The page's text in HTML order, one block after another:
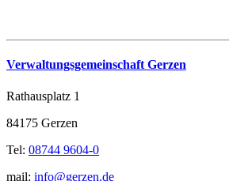
Verwaltungsgemeinschaft Gerzen
Rathausplatz 1
84175 Gerzen
Tel: 08744 9604-0
mail: info@gerzen.de